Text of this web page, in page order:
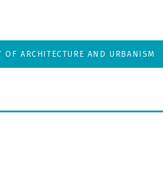
OF ARCHITECTURE AND URBANISM